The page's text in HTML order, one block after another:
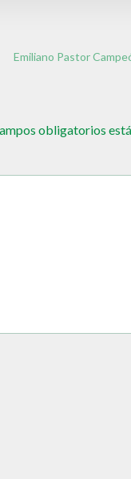
Emiliano Pastor
obligatorios